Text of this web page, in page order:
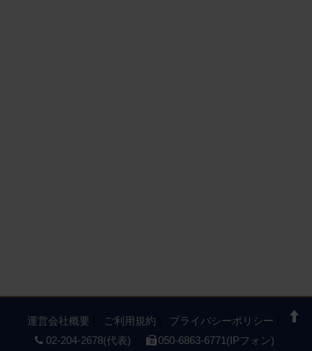
運営会社概要 ご利用規約
プライバシーポリシー
02-204-2678(代表)
050-6863-6771(IPフォン)